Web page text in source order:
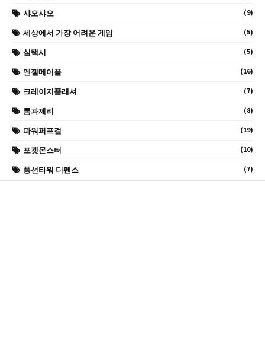
샤오샤오 (9)
세상에서 가장 어려운 게임 (5)
심택시 (5)
엔젤메이플 (16)
크레이지플래셔 (7)
톰과제리 (8)
파워퍼프걸 (19)
포켓몬스터 (10)
풍선타워 디펜스 (7)